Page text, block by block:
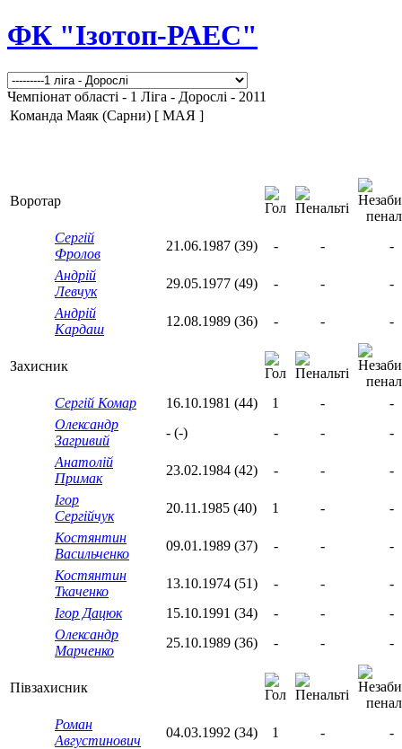
ФК "Ізотоп-РАЕС"
Чемпіонат області - 1 Ліга - Дорослі - 2011
Команда Маяк (Сарни) [ МАЯ ]
Воротар
Сергій
Фролов
21.06.1987 (39) - -
-
Андрій
Левчук
29.05.1977 (49) - -
-
Андрій
Кардаш
12.08.1989 (36) - - -
Захисник
Сергій Комар 16.10.1981 (44) 1 -
-
Олександр
Загривий
- (-) - -
-
Анатолій
Примак
23.02.1984 (42) - -
-
Ігор
Сергійчук
20.11.1985 (40) 1 -
-
Костянтин
Васильченко
09.01.1989 (37) - -
-
Костянтин
Ткаченко
13.10.1974 (51) - -
-
Ігор Дацюк
15.10.1991 (34) - -
-
Олександр
Марченко
25.10.1989 (36) - - -
Півзахисник
Роман
Августинович
04.03.1992 (34) 1 -
-